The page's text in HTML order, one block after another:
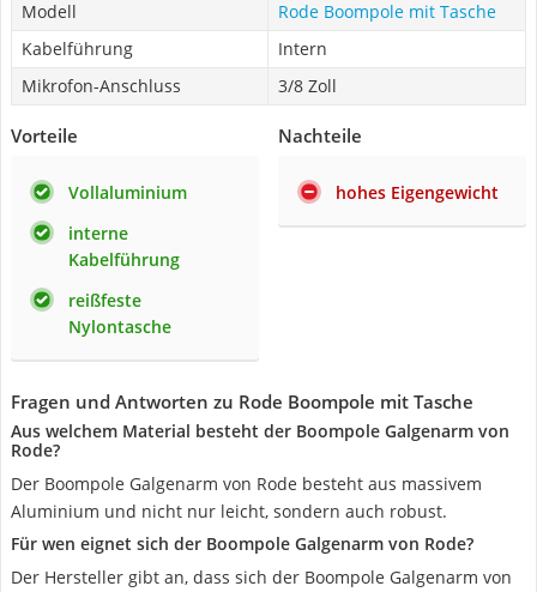
Modell
Rode Boompole mit Tasche
Kabelführung
Intern
Mikrofon-Anschluss
3/8 Zoll
Vorteile
Vollaluminium
interne
Kabelführung
reißfeste
Nylontasche
Nachteile
hohes Eigengewicht
Fragen und Antworten zu Rode Boompole mit Tasche
Aus welchem Material besteht der Boompole Galgenarm von
Rode?
Der Boompole Galgenarm von Rode besteht aus massivem
Aluminium und nicht nur leicht, sondern auch robust.
Für wen eignet sich der Boompole Galgenarm von Rode?
Der Hersteller gibt an, dass sich der Boompole Galgenarm von